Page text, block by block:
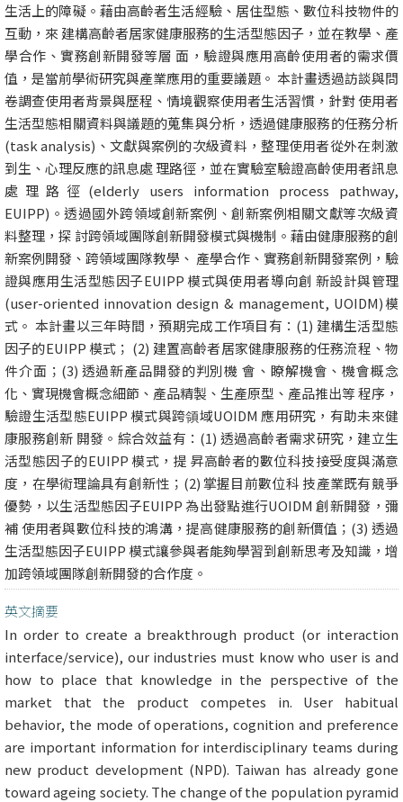
生活上的障礙。藉由高齡者生活經驗、居住型態、數位科技物件的
互動，來 建構高齡者居家健康服務的生活型態因子，並在教學、產
學合作、實務創新開發等層 面，驗證與應用高齡使用者的需求價
值，是當前學術研究與產業應用的重要議題。 本計畫透過訪談與問
卷調查使用者背景與歷程、情境觀察使用者生活習慣，針對 使用者
生活型態相關資料與議題的蒐集與分析，透過健康服務的任務分析
(task analysis)、文獻與案例的次級資料，整理使用者從外在刺激
到生、心理反應的訊息處 理路徑，並在實驗室驗證高齡使用者訊息
處理路徑(elderly users information process pathway,
EUIPP)。透過國外跨領域創新案例、創新案例相關文獻等次級資
料整理，探 討跨領域團隊創新開發模式與機制。藉由健康服務的創
新案例開發、跨領域團隊教學、 產學合作、實務創新開發案例，驗
證與應用生活型態因子EUIPP 模式與使用者導向創 新設計與管理
(user-oriented innovation design & management, UOIDM)模
式。 本計畫以三年時間，預期完成工作項目有：(1) 建構生活型態
因子的EUIPP 模式； (2) 建置高齡者居家健康服務的任務流程、物
件介面；(3) 透過新產品開發的判別機 會、瞭解機會、機會概念
化、實現機會概念細節、產品精製、生產原型、產品推出等 程序，
驗證生活型態EUIPP 模式與跨領域UOIDM 應用研究，有助未來健
康服務創新 開發。綜合效益有：(1) 透過高齡者需求研究，建立生
活型態因子的EUIPP 模式，提 昇高齡者的數位科技接受度與滿意
度，在學術理論具有創新性；(2) 掌握目前數位科 技產業既有競爭
優勢，以生活型態因子EUIPP 為出發點進行UOIDM 創新開發，彌
補 使用者與數位科技的鴻溝，提高健康服務的創新價值；(3) 透過
生活型態因子EUIPP 模式讓參與者能夠學習到創新思考及知識，增
加跨領域團隊創新開發的合作度。
英文摘要
In order to create a breakthrough product (or interaction
interface/service), our industries must know who user is and
how to place that knowledge in the perspective of the
market that the product competes in. User habitual
behavior, the mode of operations, cognition and preference
are important information for interdisciplinary teams during
new product development (NPD). Taiwan has already gone
toward ageing society. The change of the population pyramid